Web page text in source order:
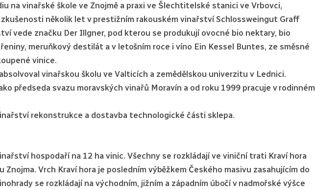
na vinařské škole ve Znojmě a praxi ve Šlechtitelské stanici ve Vrbovci,
zkušenosti několik let v prestižním rakouském vinařství Schlossweingut Graff
vede značku Der Illgner, pod kterou se produkují ovocné bio nektary, bio
meruňkový destilát a v letošním roce i víno Ein Kessel Buntes, ze směsné
vinice.
vinařskou školu ve Valticích a zemědělskou univerzitu v Lednici.
předseda svazu moravských vinařů Moravín a od roku 1999 pracuje v rodinném
rekonstrukce a dostavba technologické části sklepa.
hospodaří na 12 ha vinic. Všechny se rozkládají ve viniční trati Kraví hora
Znojma. Vrch Kraví hora je posledním výběžkem Českého masivu zasahujícím do
se rozkládají na východním, jižním a západním úbočí v nadmořské výšce